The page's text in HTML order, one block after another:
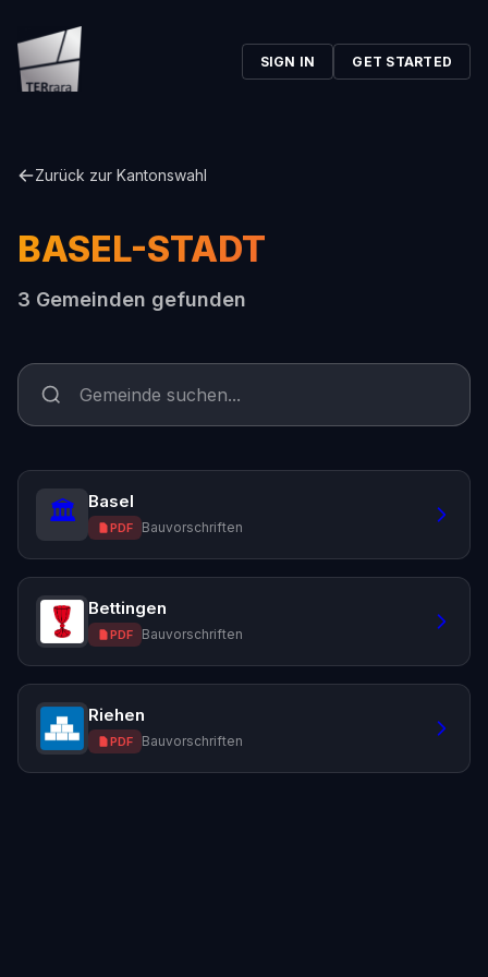
SIGN IN GET STARTED
Zurück zur Kantonswahl
BASEL-STADT
3 Gemeinden gefunden
🏛️ Basel
PDF Bauvorschriften
Bettingen
PDF Bauvorschriften
Riehen
PDF Bauvorschriften